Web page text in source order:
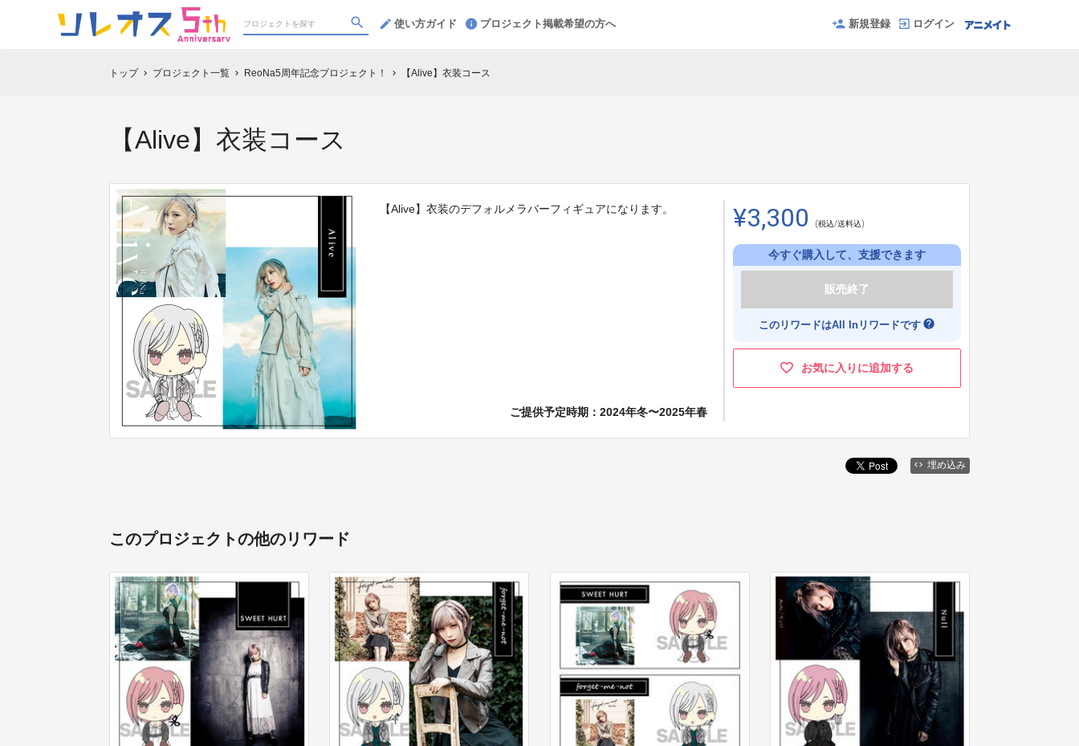
使い方ガイド プロジェクト掲載希望の方へ 新規登録 ログイン
トップ chevron_right プロジェクト一覧 chevron_right ReoNa5周年記念プロジェクト！ chevron_right 【Alive】衣装コース
【Alive】衣装コース
【Alive】衣装のデフォルメラバーフィギュアになります。
ご提供予定時期： 2024年冬〜2025年春
¥3,300 (税込/送料込)
今すぐ購入して、支援できます
販売終了
このリワードはAll Inリワードです help
お気に入りに追加する
埋め込み
このプロジェクトの他のリワード